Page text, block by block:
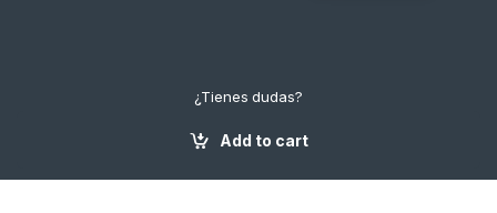
Add to cart
¿Tienes dudas?
+57 3112222643